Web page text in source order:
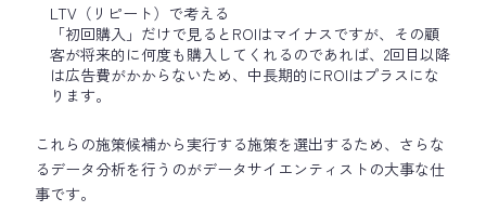
LTV（リピート）で考える
「初回購入」だけで見るとROIはマイナスですが、その顧
客が将来的に何度も購入してくれるのであれば、2回目以降
は広告費がかからないため、中長期的にROIはプラスにな
ります。
これらの施策候補から実行する施策を選出するため、さらな
るデータ分析を行うのがデータサイエンティストの大事な仕
事です。